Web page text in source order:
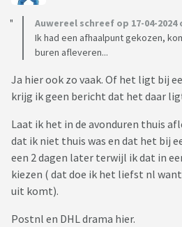
Auwereel schreef op 17-04-2024
Ik had een afhaalpunt gekozen,
buren afleveren...
Ja hier ook zo vaak. Of het ligt bij
krijg ik geen bericht dat het daar
Laat ik het in de avonduren thuis
dat ik niet thuis was en dat het bij
een 2 dagen later terwijl ik dat in
kiezen ( dat doe ik het liefst nl
uit komt).
Postnl en DHL drama hier.